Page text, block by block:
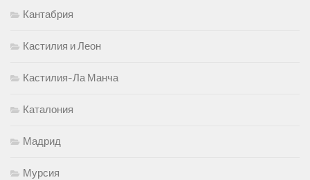
Кантабрия
Кастилия и Леон
Кастилия-Ла Манча
Каталония
Мадрид
Мурсия